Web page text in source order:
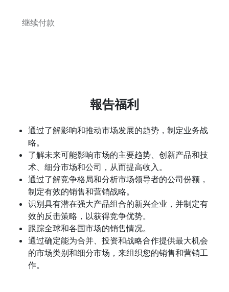
继续付款
報告福利
通过了解影响和推动市场发展的趋势，制定业务战
略。
了解未来可能影响市场的主要趋势、创新产品和技
术、细分市场和公司，从而提高收入。
通过了解竞争格局和分析市场领导者的公司份额，
制定有效的销售和营销战略。
识别具有潜在强大产品组合的新兴企业，并制定有
效的反击策略，以获得竞争优势。
跟踪全球和各国市场的销售情况。
通过确定能为合并、投资和战略合作提供最大机会
的市场类别和细分市场，来组织您的销售和营销工
作。